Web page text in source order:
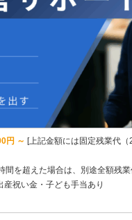
円 ～ 上記⾦額には固定残業代
間を超えた場合は、別途全額残
産祝い金・子ども手当あり